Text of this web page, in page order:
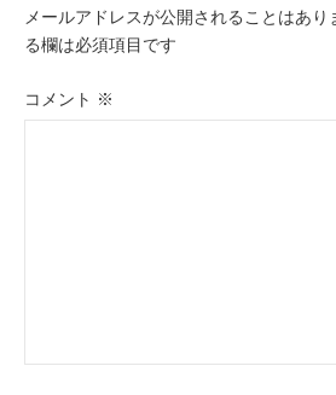
メールアドレスが公開されることはあり
る欄は必須項目です
コメント ※